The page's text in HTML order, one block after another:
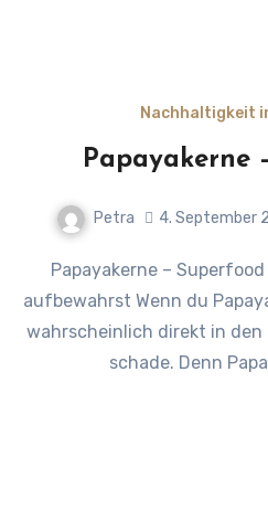
Nachhaltigkeit
Papayakerne
Petra 4. September
Papayakerne – Superfood und wie du es richtig
aufbewahrst Wenn du
wahrscheinlich direkt in den
schade. Denn